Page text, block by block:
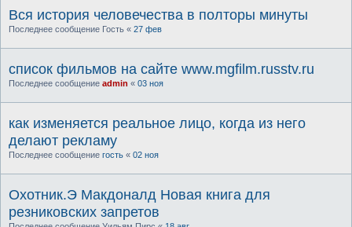
Вся история человечества в полторы минуты
Последнее сообщение Гость « 27 фев
список фильмов на сайте www.mgfilm.russtv.ru
Последнее сообщение admin « 03 ноя
как изменяется реальное лицо, когда из него
делают рекламу
Последнее сообщение гость « 02 ноя
Охотник.Э Макдоналд Новая книга для
резниковских запретов